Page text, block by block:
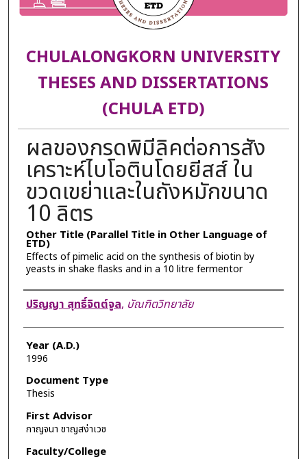
CHULALONGKORN UNIVERSITY
THESES AND DISSERTATIONS
(CHULA ETD)
ผลของกรดพิมีลิคต่อการสัง
เคราะห์ไบโอตินโดยยีสส์ ใน
ขวดเขย่าและในถังหมักขนาด
10 ลิตร
Other Title (Parallel Title in Other Language of
ETD)
Effects of pimelic acid on the synthesis of biotin by
yeasts in shake flasks and in a 10 litre fermentor
Author
ปริญญา สุทธิ์จิตต์จูล, บัณฑิตวิทยาลัย
Year (A.D.)
1996
Document Type
Thesis
First Advisor
กาญจนา ชาญสง่าเวช
Faculty/College